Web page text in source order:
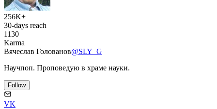
256K+
30-days reach
1130
Karma
Вячеслав Голованов@SLY_G
Научпоп. Проповедую в храме науки.
Follow
VK